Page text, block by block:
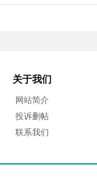
关于我们
网站简介
投诉删帖
联系我们